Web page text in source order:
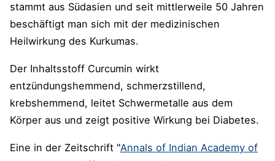
stammt aus Südasien und seit mittlerweile 50 Jahren
beschäftigt man sich mit der medizinischen
Heilwirkung des Kurkumas.
Der Inhaltsstoff Curcumin wirkt
entzündungshemmend, schmerzstillend,
krebshemmend, leitet Schwermetalle aus dem
Körper aus und zeigt positive Wirkung bei Diabetes.
Eine in der Zeitschrift "Annals of Indian Academy of